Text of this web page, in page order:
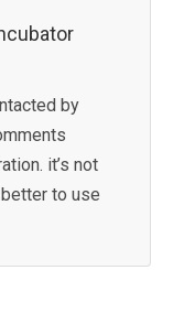
by
it’s not
to use